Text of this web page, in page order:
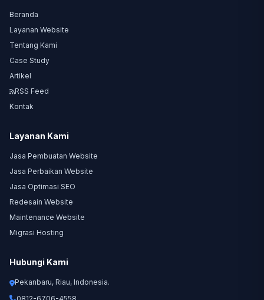
Beranda
Layanan Website
Tentang Kami
Case Study
Artikel
RSS Feed
Kontak
Layanan Kami
Jasa Pembuatan Website
Jasa Perbaikan Website
Jasa Optimasi SEO
Redesain Website
Maintenance Website
Migrasi Hosting
Hubungi Kami
Pekanbaru, Riau, Indonesia.